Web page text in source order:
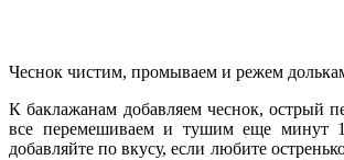
Чеснок чистим, промываем и режем
К баклажанам добавляем чеснок, острый
все перемешиваем и тушим еще минут
добавляйте по вкусу, если любите